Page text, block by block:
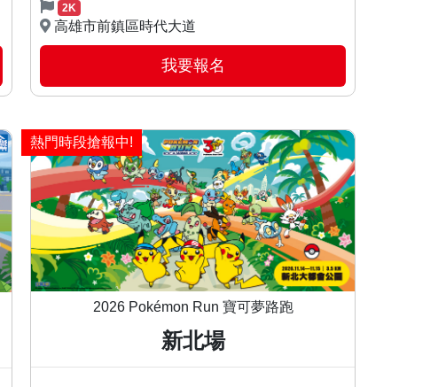
2K
高雄市前鎮區時代大道
我要報名
熱門時段搶報中!
2026 Pokémon Run 寶可夢路跑
新北場